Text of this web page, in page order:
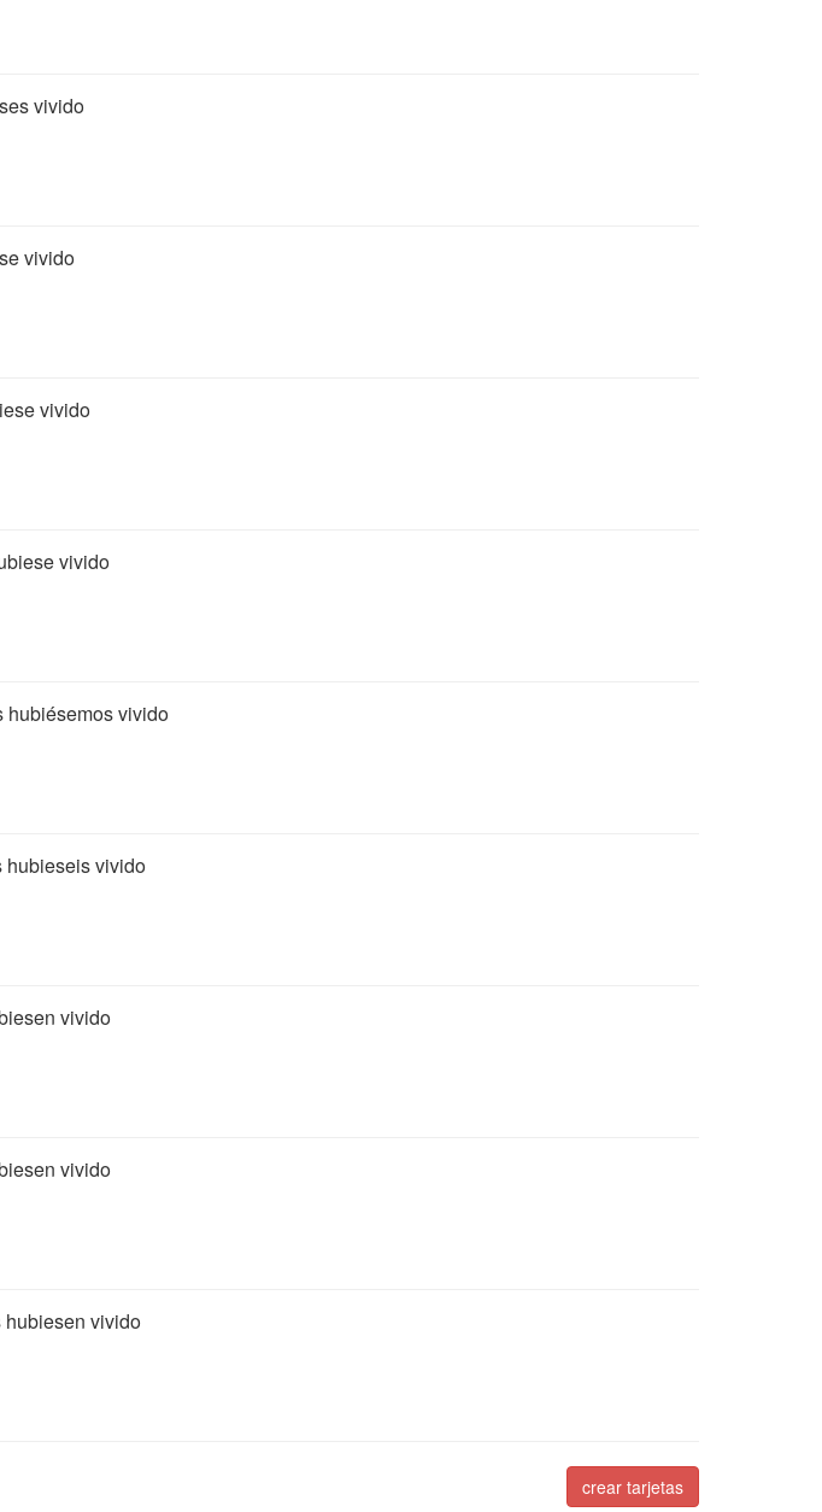
vivido
vivido
vivido
vivido
hubiésemos vivido
hubieseis vivido
vivido
vivido
hubiesen vivido
crear tarjetas